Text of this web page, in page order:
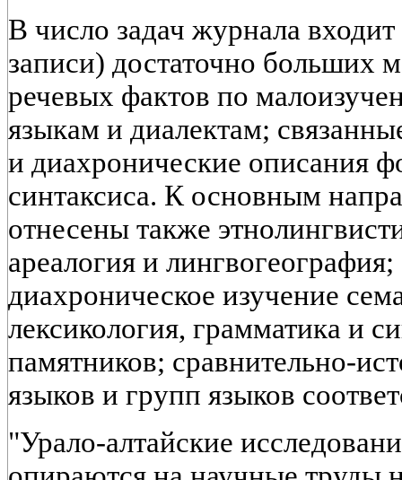
В число задач журнала
записи) достаточно больших
речевых фактов по
языкам и диалектам;
и диахронические описания
синтаксиса. К основным
отнесены также
ареалогия и
диахроническое изучение
лексикология, грамматика и
памятников; сравнительно-
языков и групп языков
"Урало-алтайские